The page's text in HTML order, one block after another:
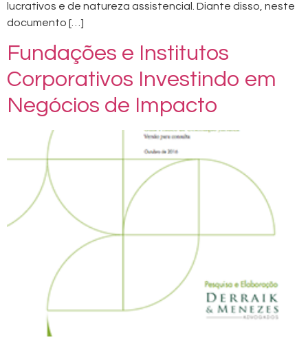
lucrativos e de natureza assistencial. Diante disso, neste
documento […]
Fundações e Institutos
Corporativos Investindo em
Negócios de Impacto